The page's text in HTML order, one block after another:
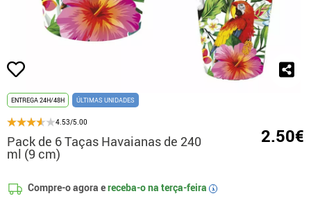
ENTREGA 24H/48H ÚLTIMAS UNIDADES
4.53/5.00
Pack de 6 Taças Havaianas de 240
ml (9 cm)
2.50€
Compre-o agora ereceba-o na terça-feira i